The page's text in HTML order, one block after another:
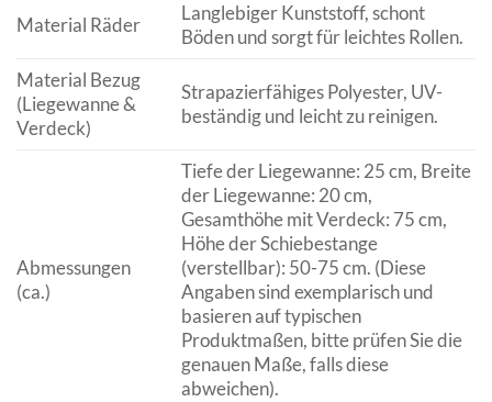
Material Räder
Langlebiger Kunststoff, schont
Böden und sorgt für leichtes Rollen.
Material Bezug
(Liegewanne &
Verdeck)
Strapazierfähiges Polyester, UV-
beständig und leicht zu reinigen.
Abmessungen
(ca.)
Tiefe der Liegewanne: 25 cm, Breite
der Liegewanne: 20 cm,
Gesamthöhe mit Verdeck: 75 cm,
Höhe der Schiebestange
(verstellbar): 50-75 cm. (Diese
Angaben sind exemplarisch und
basieren auf typischen
Produktmaßen, bitte prüfen Sie die
genauen Maße, falls diese
abweichen).